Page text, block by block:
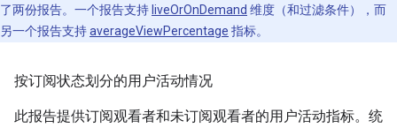
了两份报告。一个报告支持 liveOrOnDemand 维度（和过滤条件），而
另一个报告支持averageViewPercentage 指标。
按订阅状态划分的用户活动情况
此报告提供订阅观看者和未订阅观看者的用户活动指标。统